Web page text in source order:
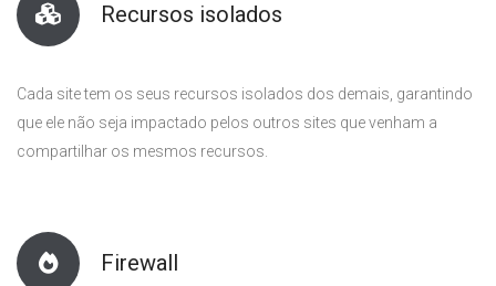
Recursos isolados
Cada site tem os seus recursos isolados dos demais, garantindo
que ele não seja impactado pelos outros sites que venham a
compartilhar os mesmos recursos.
Firewall